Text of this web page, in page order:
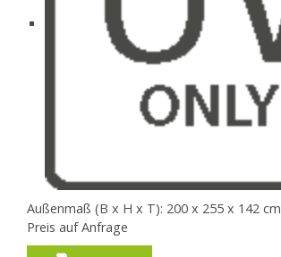
Außenmaß (B x H x T): 200 x 255 x 142 cm
Preis auf Anfrage